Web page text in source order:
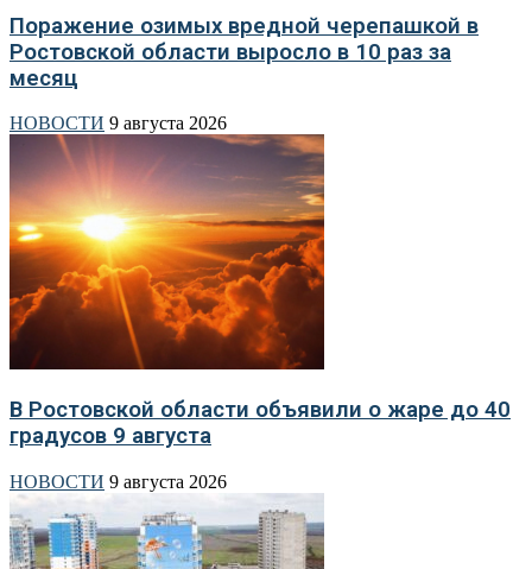
Поражение озимых вредной черепашкой в
Ростовской области выросло в 10 раз за
месяц
НОВОСТИ 9 августа 2026
В Ростовской области объявили о жаре до 40
градусов 9 августа
НОВОСТИ 9 августа 2026